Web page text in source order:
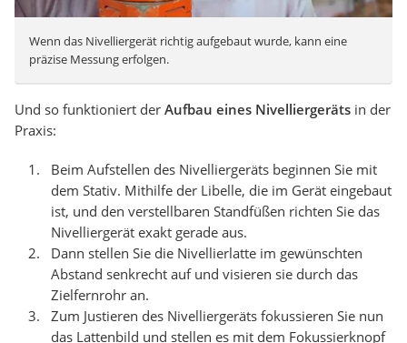
Wenn das Nivelliergerät richtig aufgebaut wurde, kann eine
präzise Messung erfolgen.
Und so funktioniert der Aufbau eines Nivelliergeräts in der
Praxis:
Beim Aufstellen des Nivelliergeräts beginnen Sie mit
dem Stativ. Mithilfe der Libelle, die im Gerät eingebaut
ist, und den verstellbaren Standfüßen richten Sie das
Nivelliergerät exakt gerade aus.
Dann stellen Sie die Nivellierlatte im gewünschten
Abstand senkrecht auf und visieren sie durch das
Zielfernrohr an.
Zum Justieren des Nivelliergeräts fokussieren Sie nun
das Lattenbild und stellen es mit dem Fokussierknopf